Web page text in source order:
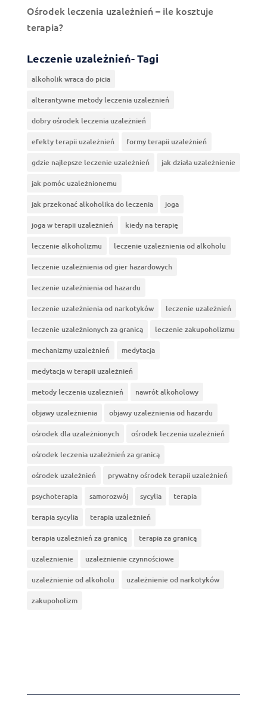
Ośrodek leczenia uzależnień – ile kosztuje
terapia?
Leczenie uzależnień- Tagi
alkoholik wraca do picia
alterantywne metody leczenia uzależnień
dobry ośrodek leczenia uzależnień
efekty terapii uzależnień formy terapii uzależnień
gdzie najlepsze leczenie uzależnień jak działa uzależnienie
jak pomóc uzależnionemu
jak przekonać alkoholika do leczenia joga
joga w terapii uzależnień kiedy na terapię
leczenie alkoholizmu leczenie uzależnienia od alkoholu
leczenie uzależnienia od gier hazardowych
leczenie uzależnienia od hazardu
leczenie uzależnienia od narkotyków leczenie uzależnień
leczenie uzależnionych za granicą leczenie zakupoholizmu
mechanizmy uzależnień medytacja
medytacja w terapii uzależnień
metody leczenia uzaleznień nawrót alkoholowy
objawy uzależnienia objawy uzależnienia od hazardu
ośrodek dla uzależnionych ośrodek leczenia uzależnień
ośrodek leczenia uzależnień za granicą
ośrodek uzależnień prywatny ośrodek terapii uzależnień
psychoterapia samorozwój sycylia terapia
terapia sycylia terapia uzależnień
terapia uzależnień za granicą terapia za granicą
uzależnienie uzależnienie czynnościowe
uzależnienie od alkoholu uzależnienie od narkotyków
zakupoholizm